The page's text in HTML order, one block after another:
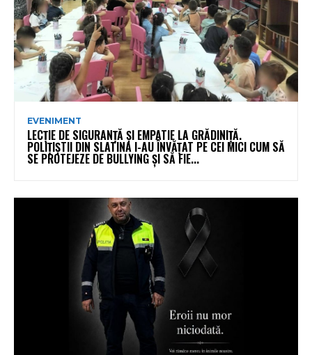
EVENIMENT
LECȚIE DE SIGURANȚĂ ȘI EMPATIE LA GRĂDINIȚĂ.
POLIȚIȘTII DIN SLATINA I-AU ÎNVĂȚAT PE CEI MICI CUM SĂ
SE PROTEJEZE DE BULLYING ȘI SĂ FIE...